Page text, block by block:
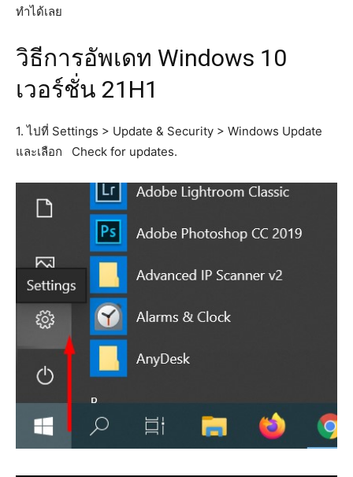
ทำได้เลย
วิธีการอัพเดท Windows 10
เวอร์ชั่น 21H1
1. ไปที่ Settings > Update & Security > Windows Update
และเลือก Check for updates.